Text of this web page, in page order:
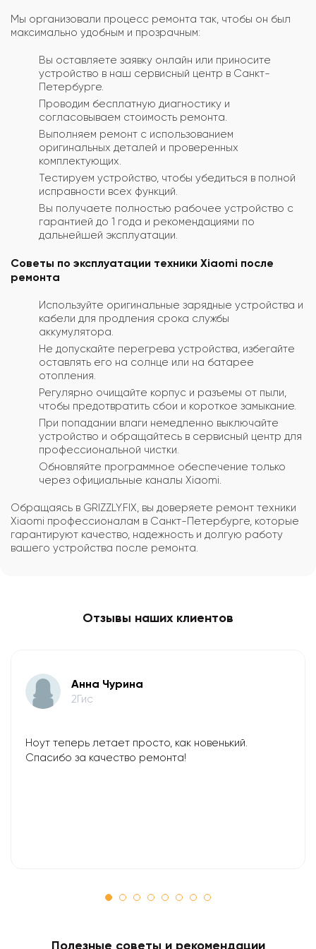
Мы организовали процесс ремонта так, чтобы он был
максимально удобным и прозрачным:
Вы оставляете заявку онлайн или приносите
устройство в наш сервисный центр в Санкт-
Петербурге.
Проводим бесплатную диагностику и
согласовываем стоимость ремонта.
Выполняем ремонт с использованием
оригинальных деталей и проверенных
комплектующих.
Тестируем устройство, чтобы убедиться в полной
исправности всех функций.
Вы получаете полностью рабочее устройство с
гарантией до 1 года и рекомендациями по
дальнейшей эксплуатации.
Советы по эксплуатации техники Xiaomi после
ремонта
Используйте оригинальные зарядные устройства и
кабели для продления срока службы
аккумулятора.
Не допускайте перегрева устройства, избегайте
оставлять его на солнце или на батарее
отопления.
Регулярно очищайте корпус и разъемы от пыли,
чтобы предотвратить сбои и короткое замыкание.
При попадании влаги немедленно выключайте
устройство и обращайтесь в сервисный центр для
профессиональной чистки.
Обновляйте программное обеспечение только
через официальные каналы Xiaomi.
Обращаясь в GRIZZLY.FIX, вы доверяете ремонт техники
Xiaomi профессионалам в Санкт-Петербурге, которые
гарантируют качество, надежность и долгую работу
вашего устройства после ремонта.
Отзывы наших клиентов
Анна Чурина
2Гис
Ноут теперь летает просто, как новенький.
Спасибо за качество ремонта!
Полезные советы и рекомендации